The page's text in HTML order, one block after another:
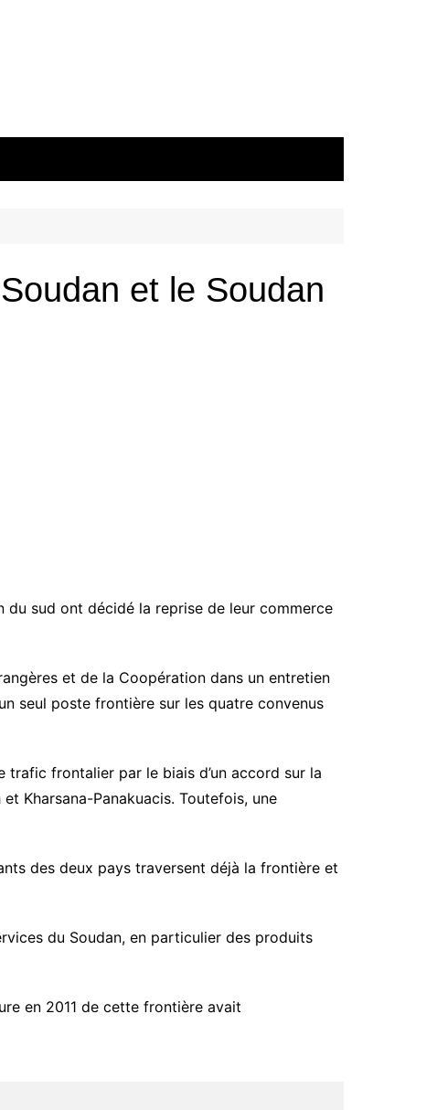
et le Soudan
du sud ont décidé la reprise de leur commerce
et de la Coopération dans un entretien
seul poste frontière sur les quatre convenus
frontalier par le biais d’un accord sur la
Kharsana-Panakuacis. Toutefois, une
des deux pays traversent déjà la frontière et
du Soudan, en particulier des produits
en 2011 de cette frontière avait